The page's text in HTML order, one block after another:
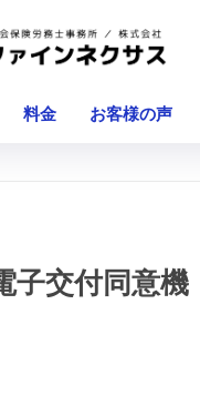
料金 お客様の声
子交付同意機